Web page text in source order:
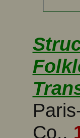
Co.,